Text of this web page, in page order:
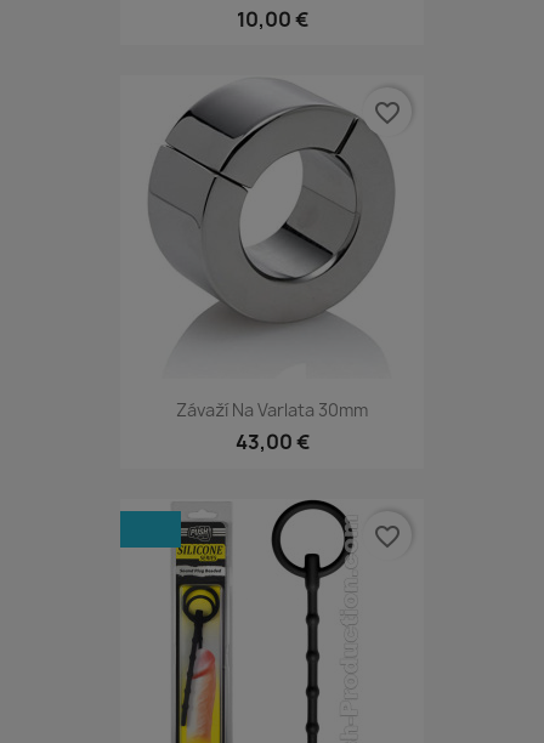
10,00 €
Závaží Na Varlata 30mm
43,00 €
favorite_border
favorite_border